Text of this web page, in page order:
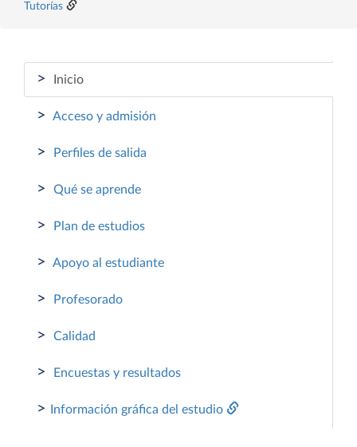
Tutorías
> Inicio
> Acceso y admisión
> Perfiles de salida
> Qué se aprende
> Plan de estudios
> Apoyo al estudiante
> Profesorado
> Calidad
> Encuestas y resultados
> Información gráfica del estudio